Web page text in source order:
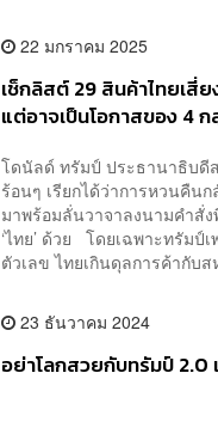
22 มกราคม 2025
เช็กลิสต์ 29 สินค้าไทยเสี่
แต่อาจเป็นโอกาสของ 4
โดนัลด์ ทรัมป์ ประธานาธิบดี
ร้อนๆ เรียกได้ว่าการหวนคืน
มาพร้อมลั่นวาจาลงนามคำสั่ง
‘ไทย’ ด้วย โดยเฉพาะทรัมป์
ตัวเลข ไทยเกินดุลการค้ากับส
23 ธันวาคม 2024
อย่าโลกสวยกับทรัมป์ 2.0